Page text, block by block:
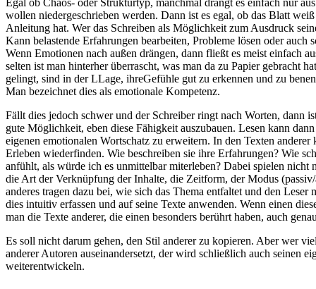
Egal ob Chaos- oder Strukturtyp, manchmal drängt es einfach nur
wollen niedergeschrieben werden. Dann ist es egal, ob das Blatt
Anleitung hat. Wer das Schreiben als Möglichkeit zum Ausdruck
Kann belastende Erfahrungen bearbeiten, Probleme lösen oder auch
Wenn Emotionen nach außen drängen, dann fließt es meist einfach
selten ist man hinterher überrascht, was man da zu Papier gebracht
gelingt, sind in der LLage, ihreGefühle gut zu erkennen und zu
Man bezeichnet dies als emotionale Kompetenz.
Fällt dies jedoch schwer und der Schreiber ringt nach Worten, dann
gute Möglichkeit, eben diese Fähigkeit auszubauen. Lesen kann
eigenen emotionalen Wortschatz zu erweitern. In den Texten anderer
Erleben wiederfinden. Wie beschreiben sie ihre Erfahrungen? Wie
anfühlt, als würde ich es unmittelbar miterleben? Dabei spielen nicht
die Art der Verknüpfung der Inhalte, die Zeitform, der Modus
anderes tragen dazu bei, wie sich das Thema entfaltet und den
dies intuitiv erfassen und auf seine Texte anwenden. Wenn einen
man die Texte anderer, die einen besonders berührt haben, auch
Es soll nicht darum gehen, den Stil anderer zu kopieren. Aber wer
anderer Autoren auseinandersetzt, der wird schließlich auch seinen
weiterentwickeln.